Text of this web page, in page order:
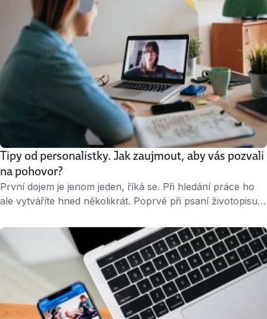
Tipy od personalistky. Jak zaujmout, aby vás pozvali
na pohovor?
První dojem je jenom jeden, říká se. Při hledání práce ho
ale vytváříte hned několikrát. Poprvé při psaní životopisu.
trochu blíž. A prvotní sympatie spolehlivě zničí, když do
telefonu zníte překvapeně a zmateně, protože si
nedokážete uvědomit, z jaké firmy vám vlastně volají
a proč. Šanci udělat …